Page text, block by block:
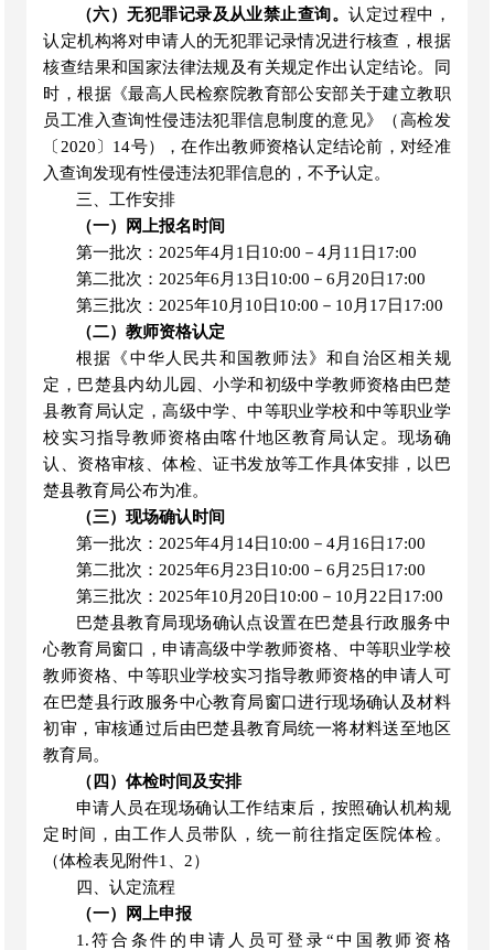
（六）无犯罪记录及从业禁止查询。认定过程中，
认定机构将对申请人的无犯罪记录情况进行核查，根据
核查结果和国家法律法规及有关规定作出认定结论。同
时，根据《最高人民检察院教育部公安部关于建立教职
员工准入查询性侵违法犯罪信息制度的意见》（高检发
〔 2020〕14号），在作出教师资格认定结论前，对经准
入查询发现有性侵违法犯罪信息的，不予认定。
三、工作安排
（一）网上报名时间
第一批次： 2025年4月1日10:00－4月11日17:00
第二批次： 2025年6月13日10:00－6月20日17:00
第三批次： 2025年10月10日10:00－10月17日17:00
（二）教师资格认定
根据《中华人民共和国教师法》和自治区相关规
定， 巴楚县内幼儿园、小学和初级中学教师资格由巴楚
县教育局认定，高级中学、中等职业学校和中等职业学
校实习指导教师资格由喀什地区教育局认定。现场确
认、资格审核、体检、证书发放等工作具体安排，以 巴
楚县教育局公布为准。
（三）现场确认时间
第一批次： 2025年4月14日10:00－4月16 日 17:00
第二批次： 2025年6月23日10:00－6月25 日 17:00
第三批次： 2025年10月20日10:00－10月22 日 17:00
巴楚县教育局现场确认点设置在巴楚县行政服务中
心教育局窗口 ，申请高级中学教师资格、中等职业学校
教师资格、中等职业学校实习指导教师资格的申请人 可
在 巴楚县行政服务中心教育局窗口进行现场确认及材料
初审 ， 审核通过后由巴楚县教育局统一将材料送至地区
教育局。
（四） 体检时间及安排
申请人员在现场确认工作结束后，按照确认机构规
定时间，由工作人员带队，统一前往指定医院体检。
（体检表见附件1、2）
四、认定流程
（一）网上申报
1.符合条件的申请人员可登录“中国教师资格